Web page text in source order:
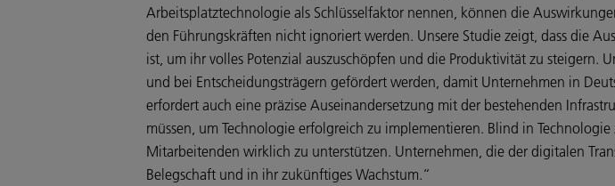
Arbeitsplatztechnologie als Schlüsselfaktor nennen, können die
den Führungskräften nicht ignoriert werden. Unsere Studie zeigt, dass die
ist, um ihr volles Potenzial auszuschöpfen und die Produktivität zu steigern.
und bei Entscheidungsträgern gefördert werden, damit Unternehmen in
erfordert auch eine präzise Auseinandersetzung mit der bestehenden
müssen, um Technologie erfolgreich zu implementieren. Blind in
Mitarbeitenden wirklich zu unterstützen. Unternehmen, die der digitalen
Belegschaft und in ihr zukünftiges Wachstum.“